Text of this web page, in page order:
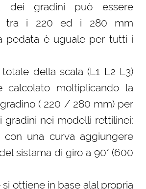
dei gradini può essere
tra i 220 ed i 280 mm
pedata è uguale per tutti i
totale della scala (L1 L2 L3)
calcolato moltiplicando la
( 220 / 280 mm) per
gradini nei modelli rettilinei;
con una curva aggiungere
sistama di giro a 90° (600
si ottiene in base alal propria